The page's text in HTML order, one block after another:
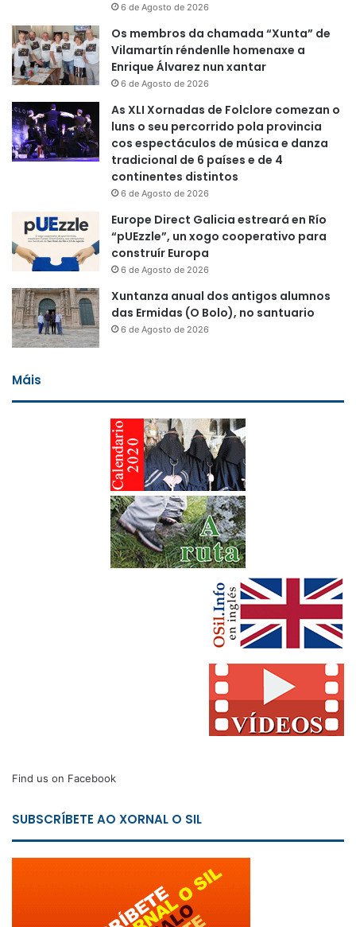
6 de Agosto de 2026
Os membros da chamada “Xunta” de
Vilamartín réndenlle homenaxe a
Enrique Álvarez nun xantar
6 de Agosto de 2026
As XLI Xornadas de Folclore comezan o
luns o seu percorrido pola provincia
cos espectáculos de música e danza
tradicional de 6 países e de 4
continentes distintos
6 de Agosto de 2026
Europe Direct Galicia estreará en Río
“pUEzzle”, un xogo cooperativo para
construír Europa
6 de Agosto de 2026
Xuntanza anual dos antigos alumnos
das Ermidas (O Bolo), no santuario
6 de Agosto de 2026
Máis
Find us on Facebook
SUBSCRÍBETE AO XORNAL O SIL